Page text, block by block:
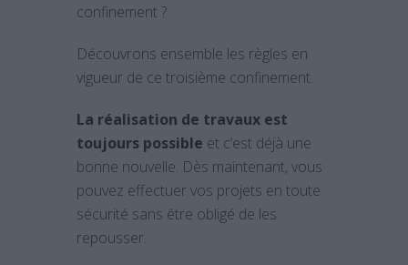
confinement ?
Découvrons ensemble les règles en
vigueur de ce troisième confinement.
La réalisation de travaux est
toujours possible et c’est déjà une
bonne nouvelle. Dès maintenant, vous
pouvez effectuer vos projets en toute
sécurité sans être obligé de les
repousser.